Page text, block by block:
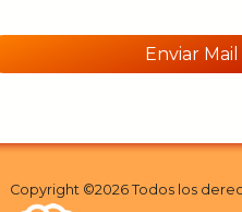
Copyright ©2026 Todos los